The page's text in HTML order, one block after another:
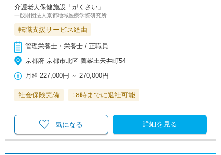
介護老人保健施設「がくさい」
一般財団法人京都地域医療学際研究所
転職支援サービス経由
管理栄養士・栄養士 / 正職員
京都府 京都市北区 鷹峯土天井町54
月給 227,000円 ～ 270,000円
社会保険完備 18時までに退社可能
詳細を見る
気になる